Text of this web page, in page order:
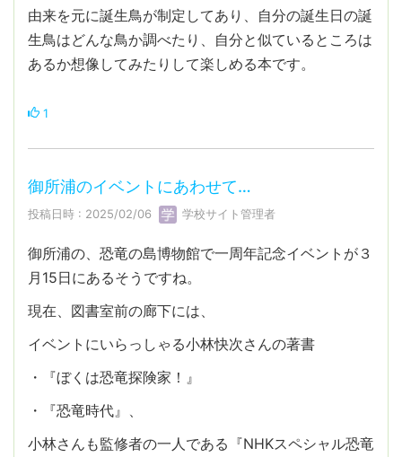
由来を元に誕生鳥が制定してあり、自分の誕生日の誕
生鳥はどんな鳥か調べたり、自分と似ているところは
あるか想像してみたりして楽しめる本です。
1
御所浦のイベントにあわせて…
投稿日時 : 2025/02/06 学校サイト管理者
御所浦の、恐竜の島博物館で一周年記念イベントが３
月15日にあるそうですね。
現在、図書室前の廊下には、
イベントにいらっしゃる小林快次さんの著書
・『ぼくは恐竜探険家！』
・『恐竜時代』、
小林さんも監修者の一人である『NHKスペシャル恐竜